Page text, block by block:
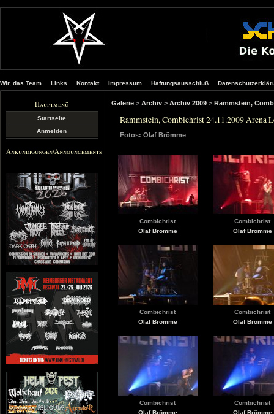
Wir, das Team Links Kontakt Impressum Haftungsausschluß
Hauptmenü
Startseite
Anmelden
Ankündigungen/Announcements
Galerie > Archiv > Archiv 2009 > Rammstein,
Rammstein, Combichrist 24.11.2009 Arena
Fotos: Olaf Brömme
Combichrist
Olaf Brömme
Combichrist
Olaf Brömme
Combichrist
Olaf Brömme
Combichrist
Olaf Brömme
Combichrist
Olaf Brömme
Combichrist
Olaf Brömme